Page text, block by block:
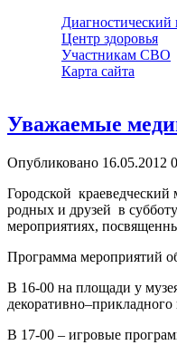
Диагностический
Центр здоровья
Участникам СВО
Карта сайта
Уважаемые
Опубликовано 16.05.2012
Городской
родных и друзей в
мероприятиях,
Программа мероприятий
В 16-00 на площади у
декоративно–прикладного
В 17-00 – игровые